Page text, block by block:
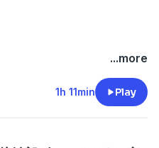
国での清掃用具レンタル
、茂田忠良、桜林美佐
for privacy information.
トの渡辺広明さん）
...more
1h 11min Play